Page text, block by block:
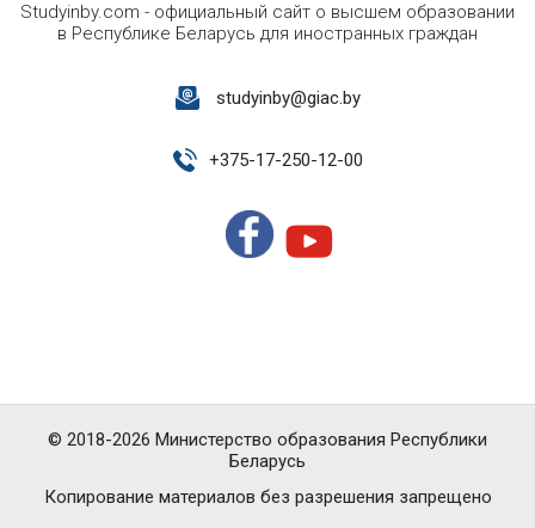
Studyinby.com - официальный сайт о высшем образовании
в Республике Беларусь для иностранных граждан
studyinby@giac.by
+375-17-250-12-00
Копирование материалов без разрешения запрещено
© 2018-2026 Министерство образования Республики
Беларусь